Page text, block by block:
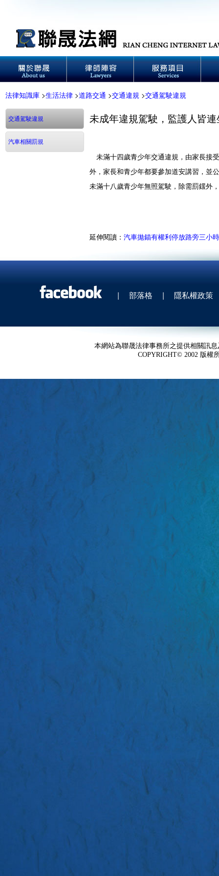
法律知識庫 >生活法律 >道路交通 >交通違規 >交通駕駛違規
交通駕駛違規
汽車相關罰規
未成年違規駕駛，監護人皆
未滿十四歲青少年交通違規，由家長接
外，家長和青少年都要參加道安講習，並
未滿十八歲青少年無照駕駛，除需罰鍰外
延伸閱讀： 汽車拋錨有權利停放路旁三小
| 部落格 | 隱私權政策
本網站為聯晟法律事務所之提供相關訊
COPYRIGHT© 2002 版權